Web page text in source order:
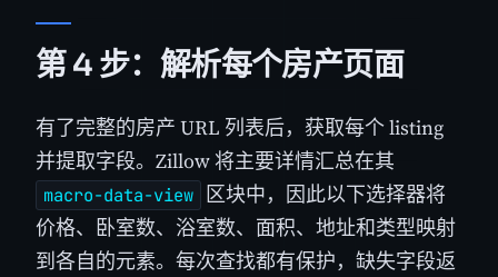
第 4 步：解析每个房产页面
有了完整的房产 URL 列表后，获取每个 listing
并提取字段。Zillow 将主要详情汇总在其
macro-data-view
区块中，因此以下选择器将
价格、卧室数、浴室数、面积、地址和类型映射
到各自的元素。每次查找都有保护，缺失字段返